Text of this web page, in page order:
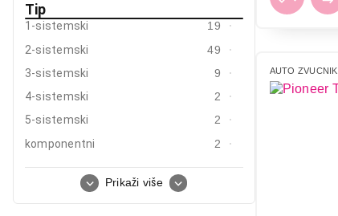
Tip
Prikaži više
1-sistemski
19
2-sistemski
49
3-sistemski
9
4-sistemski
2
5-sistemski
2
komponentni
2
subwoofer
9
AUTO ZVUCNIK